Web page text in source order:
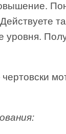
уровня.